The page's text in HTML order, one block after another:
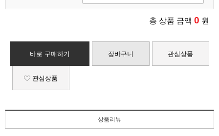
총 상품 금액 0 원
바로 구매하기 장바구니 관심상품
관심상품
상품리뷰